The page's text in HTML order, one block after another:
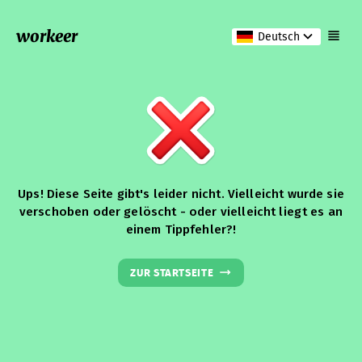
workeer Deutsch
Ups! Diese Seite gibt's leider nicht. Vielleicht wurde sie
verschoben oder gelöscht - oder vielleicht liegt es an
einem Tippfehler?!
ZUR STARTSEITE